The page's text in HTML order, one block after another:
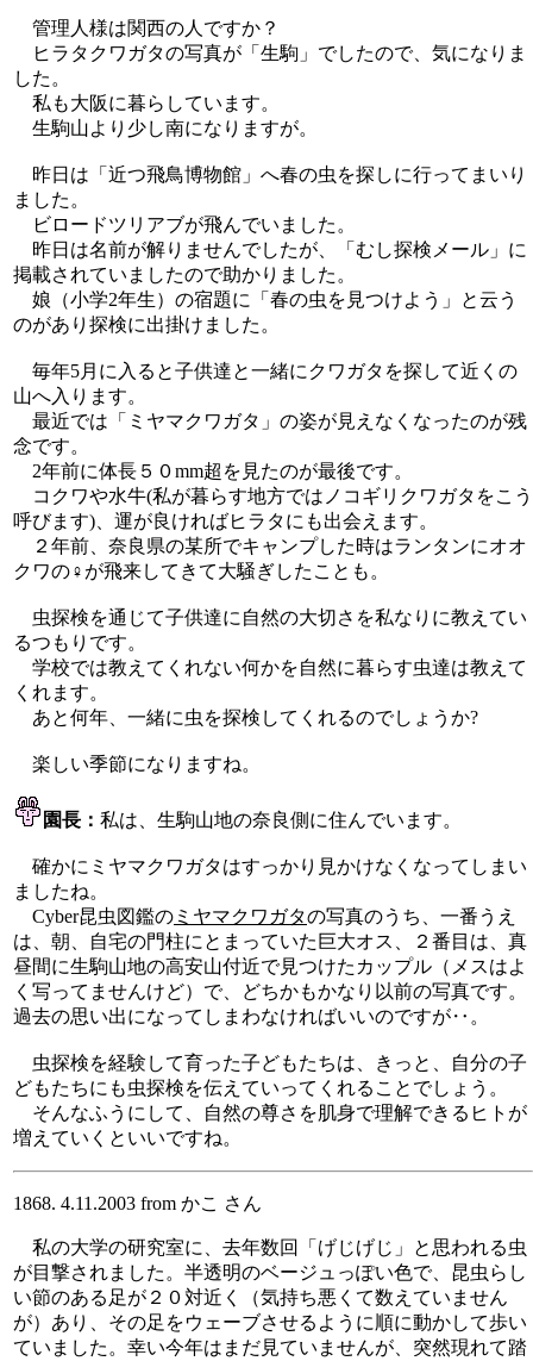
管理人様は関西の人ですか？
ヒラタクワガタの写真が「生駒」でしたので、気になりま
した。
私も大阪に暮らしています。
生駒山より少し南になりますが。
昨日は「近つ飛鳥博物館」へ春の虫を探しに行ってまいり
ました。
ビロードツリアブが飛んでいました。
昨日は名前が解りませんでしたが、「むし探検メール」に
掲載されていましたので助かりました。
娘（小学2年生）の宿題に「春の虫を見つけよう」と云う
のがあり探検に出掛けました。
毎年5月に入ると子供達と一緒にクワガタを探して近くの
山へ入ります。
最近では「ミヤマクワガタ」の姿が見えなくなったのが残
念です。
2年前に体長５０mm超を見たのが最後です。
コクワや水牛(私が暮らす地方ではノコギリクワガタをこう
呼びます)、運が良ければヒラタにも出会えます。
２年前、奈良県の某所でキャンプした時はランタンにオオ
クワの♀が飛来してきて大騒ぎしたことも。
虫探検を通じて子供達に自然の大切さを私なりに教えてい
るつもりです。
学校では教えてくれない何かを自然に暮らす虫達は教えて
くれます。
あと何年、一緒に虫を探検してくれるのでしょうか?
楽しい季節になりますね。
園長： 私は、生駒山地の奈良側に住んでいます。
確かにミヤマクワガタはすっかり見かけなくなってしまい
ましたね。
Cyber昆虫図鑑の ミヤマクワガタの写真のうち、一番うえ
は、朝、自宅の門柱にとまっていた巨大オス、２番目は、真
昼間に生駒山地の高安山付近で見つけたカップル（メスはよ
く写ってませんけど）で、どちかもかなり以前の写真です。
過去の思い出になってしまわなければいいのですが‥。
虫探検を経験して育った子どもたちは、きっと、自分の子
どもたちにも虫探検を伝えていってくれることでしょう。
そんなふうにして、自然の尊さを肌身で理解できるヒトが
増えていくといいですね。
1868. 4.11.2003 from かこ さん
私の大学の研究室に、去年数回「げじげじ」と思われる虫
が目撃されました。半透明のベージュっぽい色で、昆虫らし
い節のある足が２０対近く（気持ち悪くて数えていません
が）あり、その足をウェーブさせるように順に動かして歩い
ていました。幸い今年はまだ見ていませんが、突然現れて踏